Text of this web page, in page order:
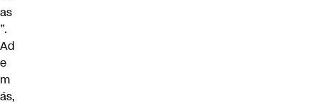
as
”.
Ad
e
m
ás,